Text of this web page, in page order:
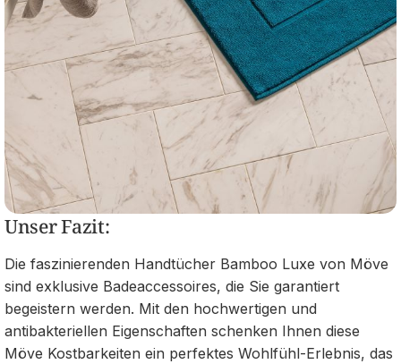
Unser Fazit:
Die faszinierenden Handtücher Bamboo Luxe von Möve
sind exklusive Badeaccessoires, die Sie garantiert
begeistern werden. Mit den hochwertigen und
antibakteriellen Eigenschaften schenken Ihnen diese
Möve Kostbarkeiten ein perfektes Wohlfühl-Erlebnis, das